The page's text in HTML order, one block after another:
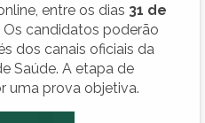
entre os dias 31 de
Os candidatos poderão
dos canais oficiais da
Saúde. A etapa de
uma prova objetiva.